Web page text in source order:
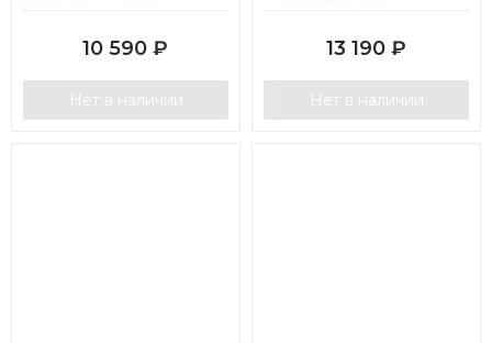
10 590 ₽
Нет в наличии
13 190 ₽
Нет в наличии